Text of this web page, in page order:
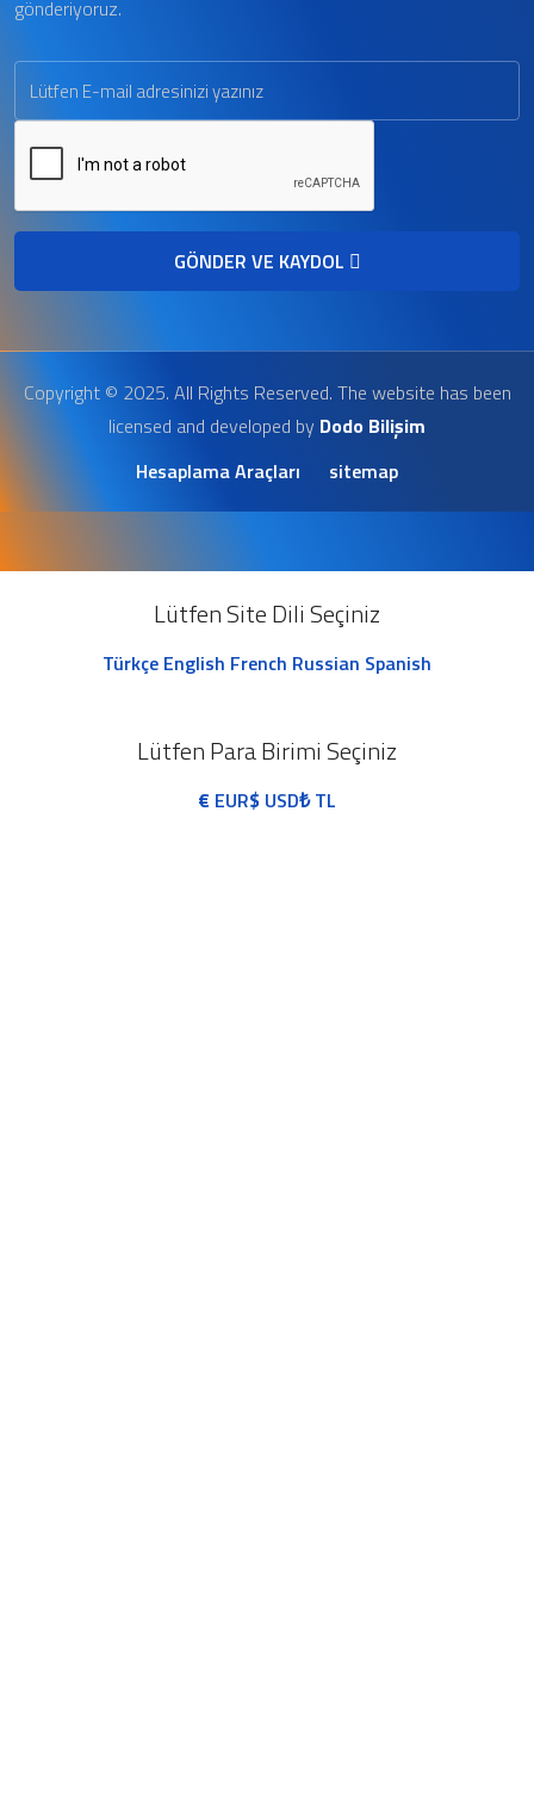
gönderiyoruz.
GÖNDER VE KAYDOL
Copyright © 2025. All Rights Reserved. The website has been
licensed and developed by Dodo Bilişim
Hesaplama Araçları
sitemap
Lütfen Site Dili Seçiniz
Türkçe English French Russian Spanish
Lütfen Para Birimi Seçiniz
€ EUR$ USD₺TL